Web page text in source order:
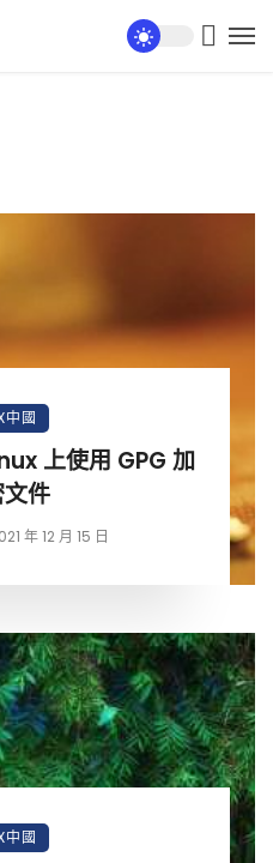
中國
上使用 GPG 加
件
年 12 月 15 日
中國